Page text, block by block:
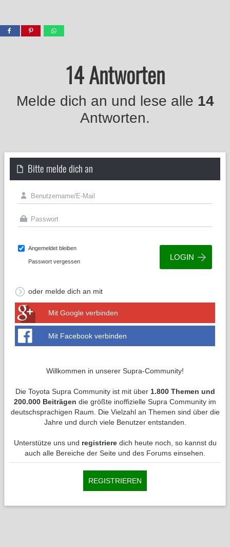
14 Antworten
Melde dich an und lese alle 14
Antworten.
Bitte melde dich an
Angemeldet bleiben
Passwort vergessen
oder melde dich an mit
Mit Google verbinden
Mit Facebook verbinden
Willkommen in unserer Supra-Community!
Die Toyota Supra Community ist mit über 1.800 Themen und
200.000 Beiträgen die größte inoffizielle Supra Community im
deutschsprachigen Raum. Die Vielzahl an Themen sind über die
Jahre und durch viele Benutzer entstanden.
Unterstütze uns und registrieredich heute noch, so kannst du
auch alle Bereiche der Seite und des Forums einsehen.
REGISTRIEREN